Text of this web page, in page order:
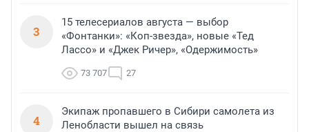
3
15 телесериалов августа — выбор
«Фонтанки»: «Коп-звезда», новые «Тед
Лассо» и «Джек Ричер», «Одержимость»
73 707 27
4
Экипаж пропавшего в Сибири самолета из
Ленобласти вышел на связь